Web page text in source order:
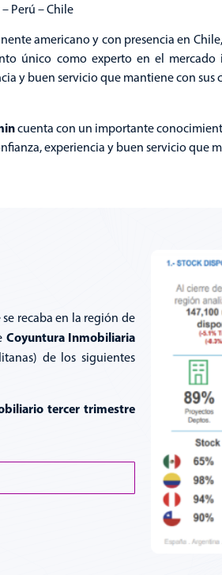
Perú – Chile
americano y con presencia en
único como experto en el
y buen servicio que mantiene con
cuenta con un importante
experiencia y buen servicio que
recaba en la región de
Coyuntura Inmobiliaria
de los siguientes
tercer trimestre